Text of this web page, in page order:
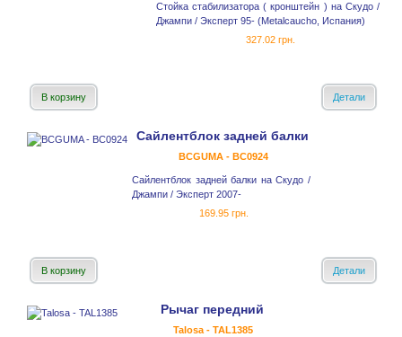
Стойка стабилизатора ( кронштейн ) на Скудо /
Джампи / Эксперт 95- (Metalcaucho, Испания)
327.02 грн.
В корзину Детали
Сайлентблок задней балки
BCGUMA - BC0924
Сайлентблок задней балки на Скудо /
Джампи / Эксперт 2007-
169.95 грн.
В корзину Детали
Рычаг передний
Talosa - TAL1385